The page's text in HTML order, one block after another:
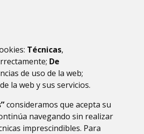
Técnicas,
De
de uso de la web;
la web y sus servicios.
consideramos que acepta su
navegando sin realizar
imprescindibles. Para